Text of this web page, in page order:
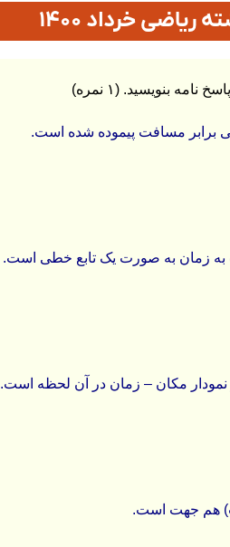
برابر مسافت پیموده شده است.
زمان به صورت یک تابع خطی است.
مکان – زمان در آن لحظه است.
هم جهت است.